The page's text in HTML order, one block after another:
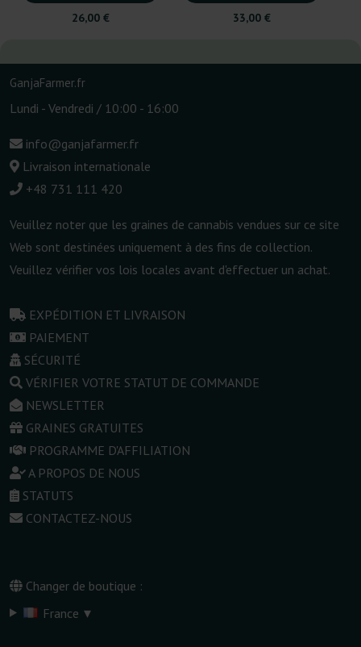
26,00 €
33,00 €
GanjaFarmer.fr
Lundi - Vendredi / 10:00 - 16:00
info@ganjafarmer.fr
Livraison internationale
+48 731 111 420
Veuillez noter que les graines de cannabis vendues sur ce site
Web sont destinées uniquement à des fins de collection.
Veuillez vérifier vos lois locales avant d'effectuer un achat.
EXPÉDITION ET LIVRAISON
PAIEMENT
SÉCURITÉ
VÉRIFIER VOTRE STATUT DE COMMANDE
NEWSLETTER
GRAINES GRATUITES
PROGRAMME D'AFFILIATION
A PROPOS DE NOUS
STATUTS
CONTACTEZ-NOUS
Changer de boutique :
France ▾